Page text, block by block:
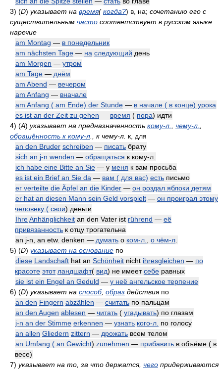
3) (D) указывает на время(когда?) в, на; сочетанию его с
существительным часто соответствует в русском языке
наречие
am Montag — в понедельник
am nächsten Tage — на следующий день
am Morgen — утром
am Tage — днём
am Abend — вечером
am Anfang — вначале
am Anfang ( am Ende) der Stunde — в начале ( в конце) урока
es ist an der Zeit zu gehen — время ( пора) идти
4) (A) указывает на предназначенность кому-л. чему-л.
обращённость к кому-л ., к чему-л. к, для
an den Bruder schreiben — писать брату
sich an j-n wenden — обращаться к кому-л.
ich habe eine Bitte an Sie — у меня к вам просьба
es ist ein Brief an Sie da — вам ( для вас) есть письмо
er verteilte die Äpfel an die Kinder — он роздал яблоки детям
er hat an diesen Mann sein Geld vorspielt — он проиграл этому
человеку ( свои) деньги
IhreAnhänglichkeit an den Vater ist rührend — её
привязанность к отцу трогательна
an j-n, an etw. denken — думать о ком-л. о чём-л
5) (D) указывает на основание по
diese Landschaft hat an Schönheit nicht ihresgleichen — по
красоте этот ландшафт( вид) не имеетсебе равных
sie ist ein Engel an Geduld — у неё ангельское терпение
6) (D) указывает на способ, образ действияпо
an den Fingern abzählen — считать по пальцам
an den Augen ablesen — читать ( угадывать) по глазам
j-n an der Stimme erkennen — узнать кого-л. по голосу
an allen Gliedern zittern — дрожать всем телом
an Umfang ( an Gewicht) zunehmen — прибавить в объёме ( в
весе)
7) указывает на то, за что держатся, чего придерживаются